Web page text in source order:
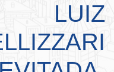
LUIZ